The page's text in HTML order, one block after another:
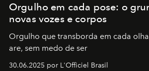
Orgulho em cada pose: o
novas vozes e corpos
Orgulho que transborda em cada
are, sem medo de ser
30.06.2025 por L'Officiel Brasil